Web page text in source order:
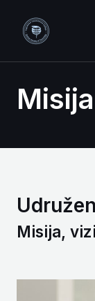
садржај
Misija,